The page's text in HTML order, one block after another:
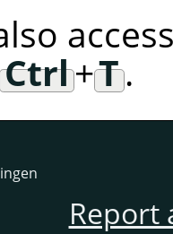
Ctrl+T.
Report